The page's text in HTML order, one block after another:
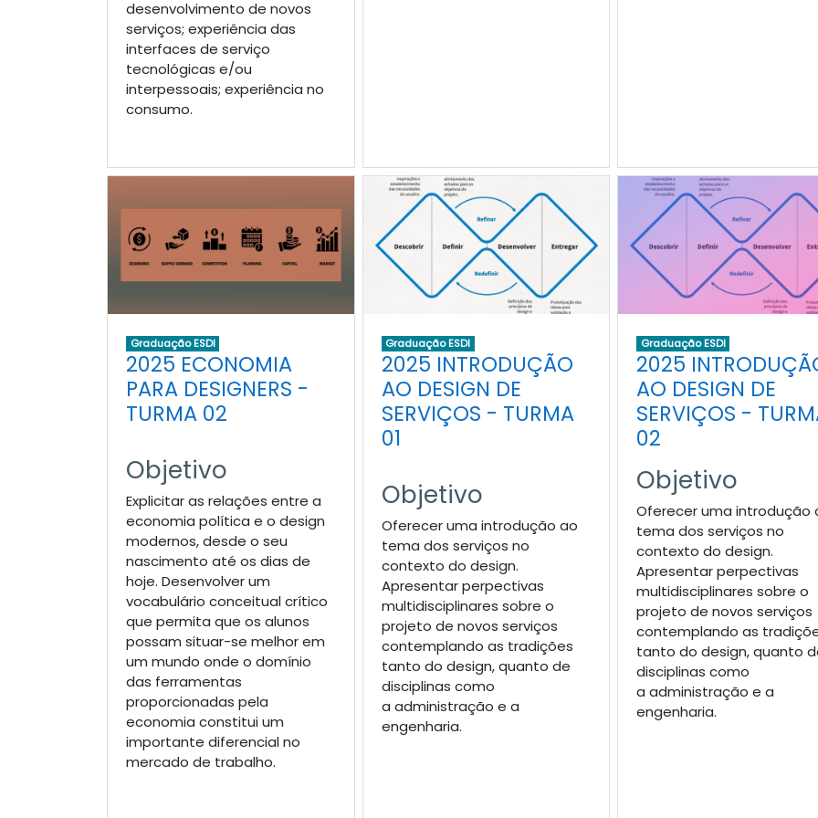
desenvolvimento de novos
serviços; experiência das
interfaces de serviço
tecnológicas e/ou
interpessoais; experiência no
consumo.
Graduação ESDI
2025 ECONOMIA
PARA DESIGNERS -
TURMA 02
Objetivo
Explicitar as relações entre a
economia política e o design
modernos, desde o seu
nascimento até os dias de
hoje. Desenvolver um
vocabulário conceitual crítico
que permita que os alunos
possam situar-se melhor em
um mundo onde o domínio
das ferramentas
proporcionadas pela
economia constitui um
importante diferencial no
mercado de trabalho.
Graduação ESDI
2025 INTRODUÇÃO
AO DESIGN DE
SERVIÇOS - TURMA
01
Objetivo
Oferecer uma introdução ao
tema dos serviços no
contexto do design.
Apresentar perpectivas
multidisciplinares sobre o
projeto de novos serviços
contemplando as tradições
tanto do design, quanto de
disciplinas como
a administração e a
engenharia.
Graduação ESDI
2025
AO DESIGN DE
SERVIÇOS -
02
Objetivo
Oferecer uma introdução
tema dos serviços no
contexto do design.
Apresentar perpectivas
multidisciplinares sobre o
projeto de novos serviços
contemplando as
tanto do design, quanto
disciplinas como
a administração e a
engenharia.